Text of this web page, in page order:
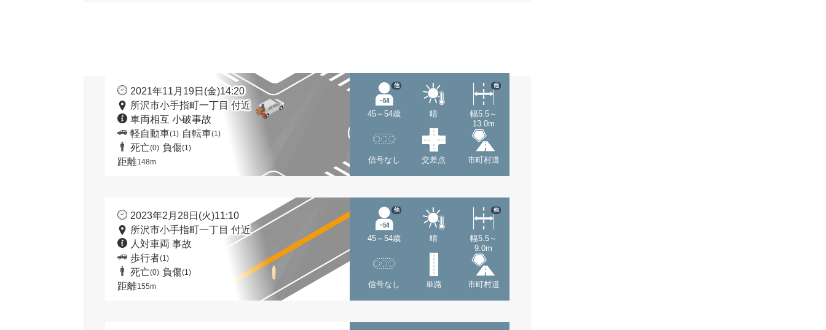
2021年11月19日(金)14:20
所沢市小手指町一丁目 付近
車両相互 小破事故
軽自動車(1) 自転車(1)
死亡(0) 負傷(1)
距離148m
45～54歳
他
晴
幅5.5～
13.0m
他
信号なし 交差点 市町村道
2023年2月28日(火)11:10
所沢市小手指町一丁目 付近
人対車両 事故
歩行者(1)
死亡(0) 負傷(1)
距離155m
45～54歳
他
晴
幅5.5～
9.0m
他
信号なし 単路 市町村道